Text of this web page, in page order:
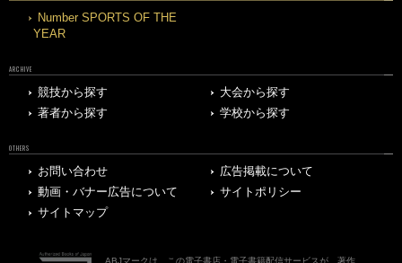
Number SPORTS OF THE
YEAR
ARCHIVE
競技から探す
大会から探す
著者から探す
学校から探す
OTHERS
お問い合わせ
広告掲載について
動画・バナー広告について
サイトポリシー
サイトマップ
ABJマークは、この電子書店・電子書籍配信サービスが、著作